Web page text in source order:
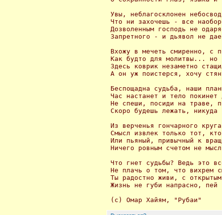
Увы, нeблагосклонен
Что ни захочешь - все
Дозволенным господь не
Запретного - и дьявол не
Вхожу в мечеть смиренно, с
Как будто для молитвы... но
Здесь коврик незаметно
А он уж поистерся, хочу
Беспощадна судьба, наши
Час настанет и тело покинет
Не спеши, посиди на траве,
Скоро будешь лежать, никуда
Из верченья гончарного
Смысл извлек только тот,
Или пьяный, привычный к
Ничего ровным счетом не
Что гнет судьбы? Ведь это
Не плачь о том, что вихрем
Ты радостно живи, с
Жизнь не губи напрасно, пей